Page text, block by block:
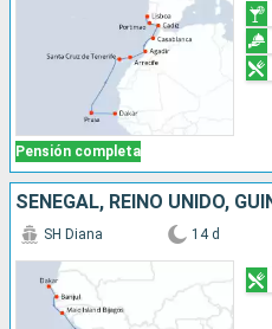
Pensión completa
SH Diana 14 d